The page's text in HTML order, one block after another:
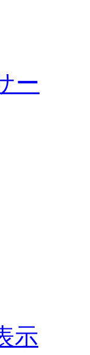
ー
示